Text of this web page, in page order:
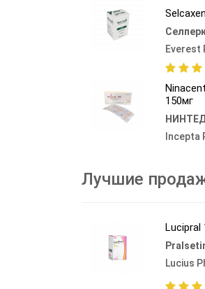
Everest
150мг
Incepta
Лучшие
Lucipral
Lucius